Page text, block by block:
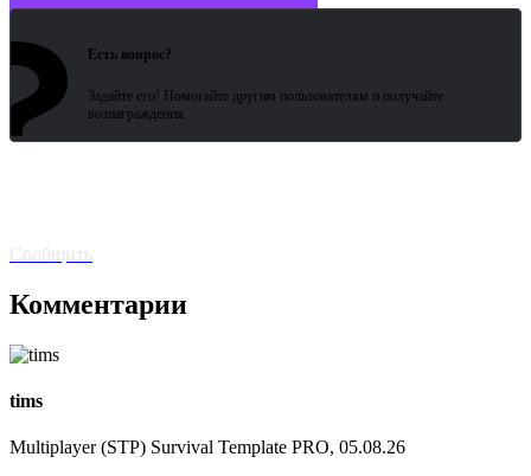
Есть вопрос?
Задайте его! Помогайте другим пользователям и получайте
вознаграждения.
Сообщить
Комментарии
tims
Multiplayer (STP) Survival Template PRO, 05.08.26